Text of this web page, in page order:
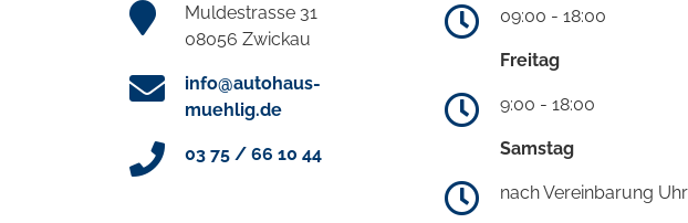
Muldestrasse 31
08056 Zwickau
info@autohaus-
muehlig.de
03 75 / 66 10 44
09:00 - 18:00
Freitag
9:00 - 18:00
Samstag
nach Vereinbarung Uhr